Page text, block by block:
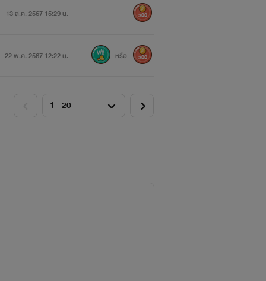
13 ส.ค. 2567 15:29 น. 300
22 พ.ค. 2567 12:22 น. หรือ 300